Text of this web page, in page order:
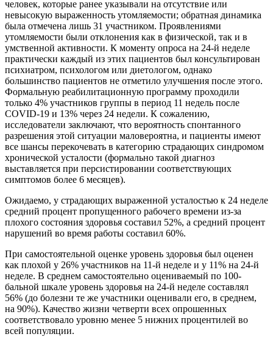
человек, которые ранее указывали на отсутствие или
невысокую выраженность утомляемости; обратная динамика
была отмечена лишь 31 участником. Проявлениями
утомляемости были отклонения как в физической, так и в
умственной активности. К моменту опроса на 24-й неделе
практически каждый из этих пациентов был консультирован
психиатром, психологом или диетологом, однако
большинство пациентов не отметило улучшения после этого.
Формальную реабилитационную программу проходили
только 4% участников группы в период 11 недель после
COVID-19 и 13% через 24 недели. К сожалению,
исследователи заключают, что вероятность спонтанного
разрешения этой ситуации маловероятна, и пациенты имеют
все шансы перекочевать в категорию страдающих синдромом
хронической усталости (формально такой диагноз
выставляется при персистировании соответствующих
симптомов более 6 месяцев).
Ожидаемо, у страдающих выраженной усталостью к 24 неделе
средний процент пропущенного рабочего времени из-за
плохого состояния здоровья составил 52%, а средний процент
нарушений во время работы составил 60%.
При самостоятельной оценке уровень здоровья был оценен
как плохой у 26% участников на 11-й неделе и у 11% на 24-й
неделе. В среднем самостоятельно оцениваемый по 100-
бальной шкале уровень здоровья на 24-й неделе составлял
56% (до болезни те же участники оценивали его, в среднем,
на 90%). Качество жизни четверти всех опрошенных
соответствовало уровню менее 5 нижних процентилей во
всей популяции.